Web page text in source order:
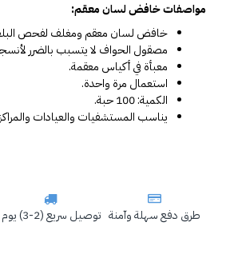
طرق دفع سهلة وآمنة توصيل سريع (2-3) يوم
مواصفات خافض لسان معقم:
خافض لسان معقم ومغلف لفحص
مصقول الحواف لا يتسبب بالضرر
معبأة في أكياس معقمة.
استعمال مرة واحدة.
الكمية: 100 حبة.
يناسب المستشفيات والعيادات